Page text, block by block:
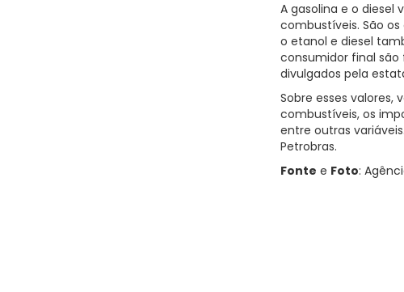
A gasolina e o diesel
combustíveis. São
o etanol e diesel
consumidor final são
divulgados pela
Sobre esses valores,
combustíveis, os
entre outras
Petrobras.
Fonte e Foto: